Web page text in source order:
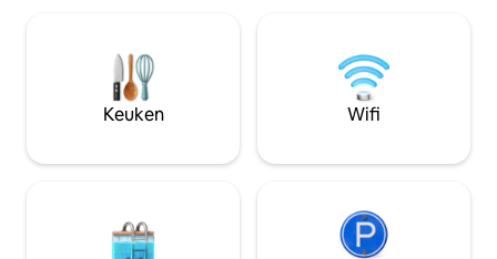
uit voor zonsondergangen met lekker
eten. Ons huisje combineert natuur,
recreatie en comfort – ideaal voor
gezinnen, vrienden en kleine groepen.
je ook uitnodigen
Langenhart op
mogelijk
Keuken Wifi